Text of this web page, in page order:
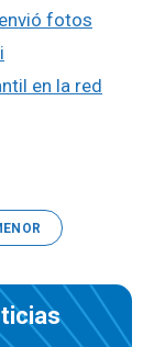
fotos
en la red